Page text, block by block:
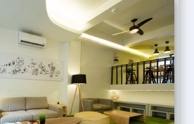
小花園(可看星星，做日光浴) ◎
口人頭噴水 ◎室外露天躺椅 ◎私